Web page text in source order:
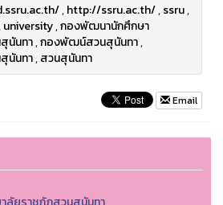
,http://ssru.ac.th/,ssru,
university,กองพัฒนานักศึกษา
นันทา,กองพัฒน์สวนสุนันทา,
นันทา,สวนสุนันทา
Email